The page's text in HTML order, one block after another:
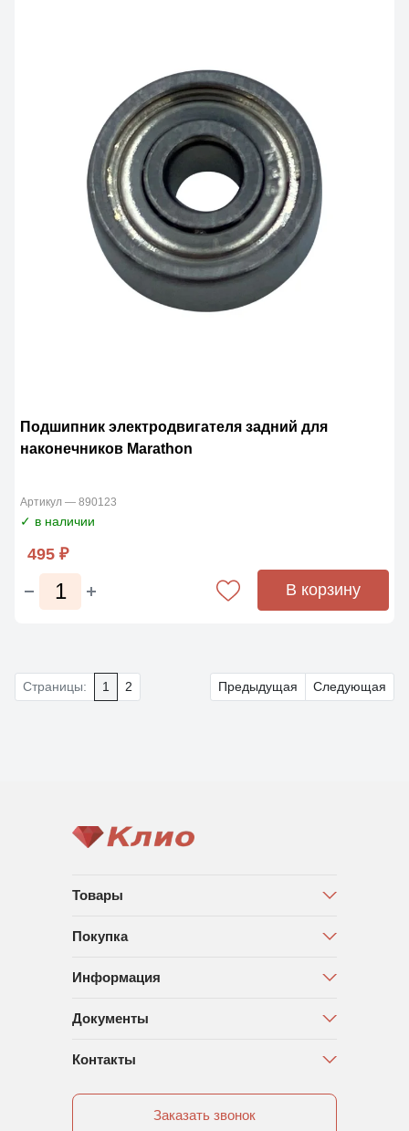
Подшипник электродвигателя задний для
наконечников Marathon
Артикул — 890123
✓ в наличии
495 ₽
В корзину
Страницы: 1 2 Предыдущая Следующая
Товары
Покупка
Информация
Документы
Контакты
Заказать звонок